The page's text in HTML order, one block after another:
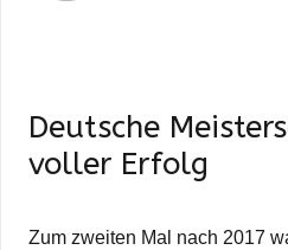
Deut­sche
vol­ler Erfolg
Zum zwei­ten Mal nach 2017